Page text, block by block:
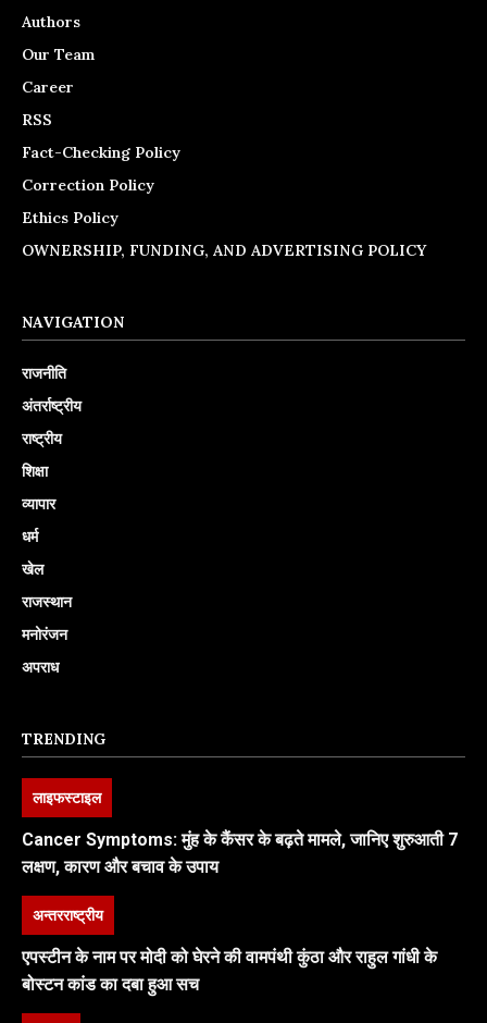
Authors
Our Team
Career
RSS
Fact-Checking Policy
Correction Policy
Ethics Policy
OWNERSHIP, FUNDING, AND ADVERTISING POLICY
NAVIGATION
राजनीति
अंतर्राष्ट्रीय
राष्ट्रीय
शिक्षा
व्यापार
धर्म
खेल
राजस्थान
मनोरंजन
अपराध
TRENDING
लाइफस्टाइल
Cancer Symptoms: मुंह के कैंसर के बढ़ते मामले, जानिए शुरुआती 7
लक्षण, कारण और बचाव के उपाय
अन्तरराष्ट्रीय
एपस्टीन के नाम पर मोदी को घेरने की वामपंथी कुंठा और राहुल गांधी के
बोस्टन कांड का दबा हुआ सच